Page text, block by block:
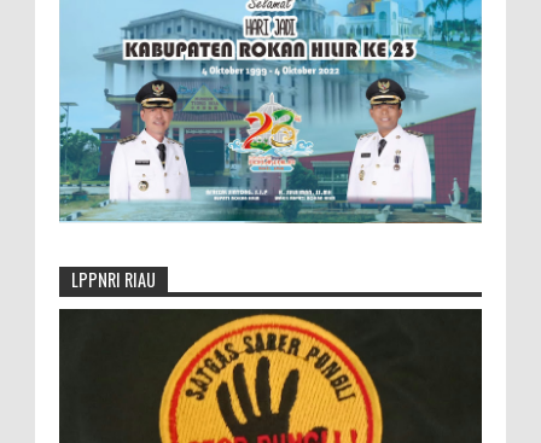
LPPNRI RIAU